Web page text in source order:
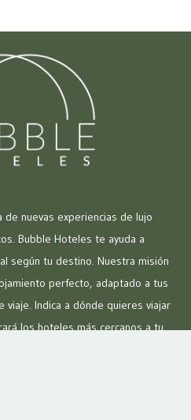
nuevas experiencias de lujo
Bubble Hoteles te ayuda a
según tu destino. Nuestra misión
perfecto, adaptado a tus
viaje. Indica a dónde quieres viajar
los hoteles más cercanos a tu